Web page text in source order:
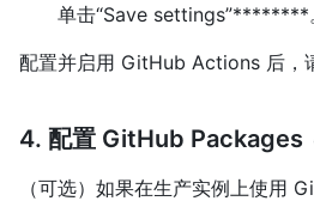
单击“Save settings”********
配置并启用 GitHub Actions 后，
4. 配置 GitHub Packages
（可选）如果在生产实例上使用